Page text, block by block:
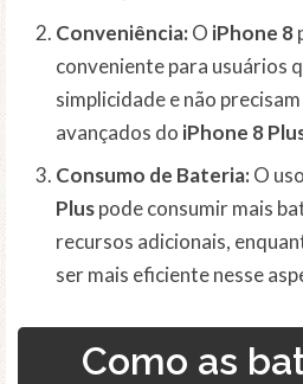
Conveniência:O iPhone 8
conveniente para usuários
simplicidade e não
avançados do iPhone 8
Consumo de Bateria:O
Pluspode consumir mais
recursos adicionais,
ser mais eficiente nesse
Como as